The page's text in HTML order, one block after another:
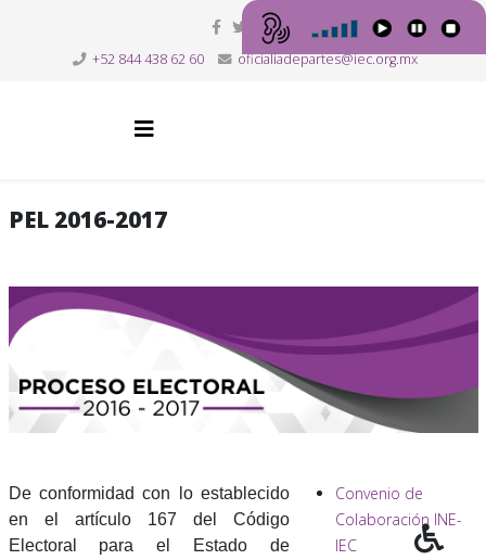
+52 844 438 62 60 oficialiadepartes@iec.org.mx
PEL 2016-2017
De conformidad con lo establecido
en el artículo 167 del Código
Electoral para el Estado de
Convenio de
Colaboración INE-
IEC